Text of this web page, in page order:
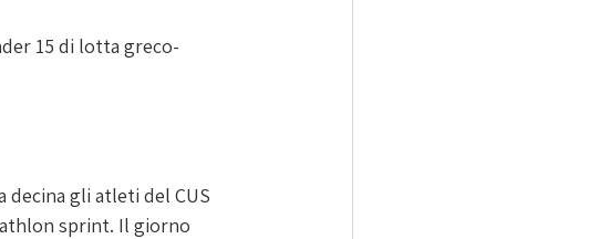
15 di lotta greco-
decina gli atleti del CUS
sprint. Il giorno